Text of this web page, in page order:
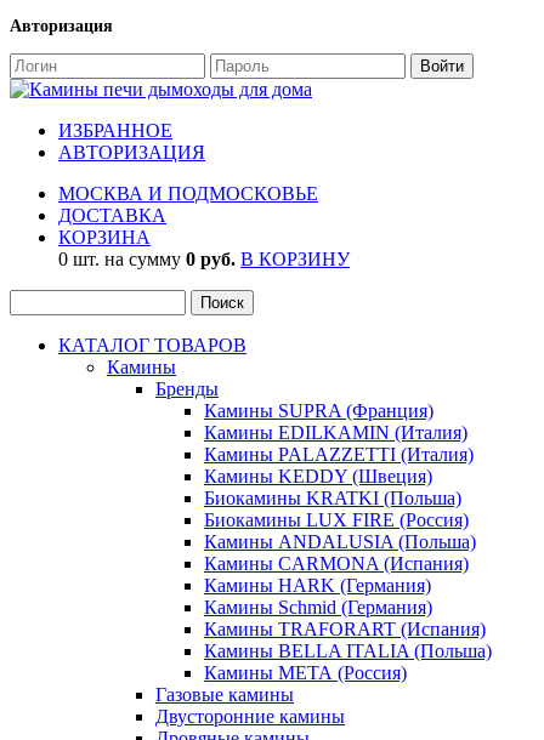
Авторизация
ИЗБРАННОЕ
АВТОРИЗАЦИЯ
МОСКВА И ПОДМОСКОВЬЕ
ДОСТАВКА
КОРЗИНА
0 шт. на сумму 0 руб. В КОРЗИНУ
КАТАЛОГ ТОВАРОВ
Камины
Бренды
Камины SUPRA (Франция)
Камины EDILKAMIN (Италия)
Камины PALAZZETTI (Италия)
Камины KEDDY (Швеция)
Биокамины KRATKI (Польша)
Биокамины LUX FIRE (Россия)
Камины ANDALUSIA (Польша)
Камины CARMONA (Испания)
Камины HARK (Германия)
Камины Schmid (Германия)
Камины TRAFORART (Испания)
Камины BELLA ITALIA (Польша)
Камины МЕТА (Россия)
Газовые камины
Двусторонние камины